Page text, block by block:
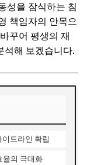
성을 잠식하는 침
책임자의 안목으
꾸어 평생의 재
석해 보겠습니다.
드라인 확립
율의 극대화